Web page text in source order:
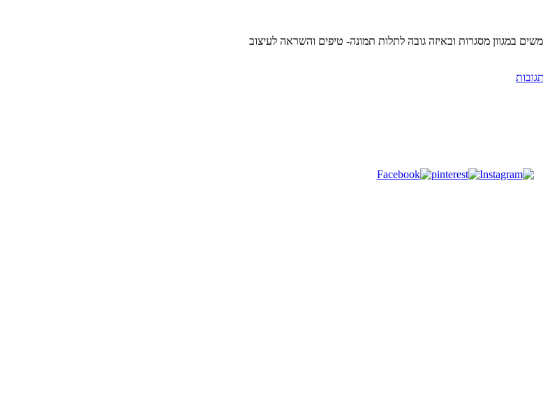
במגוון מסגרות ובאיזה גובה לתלות תמונה- טיפים והשראה לעיצוב